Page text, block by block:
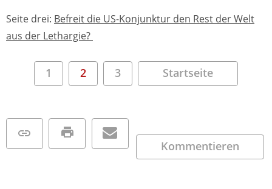
Seite drei: Befreit die US-Konjunktur den Rest der Welt
aus der Lethargie?
1 2 3 Startseite
Kommentieren